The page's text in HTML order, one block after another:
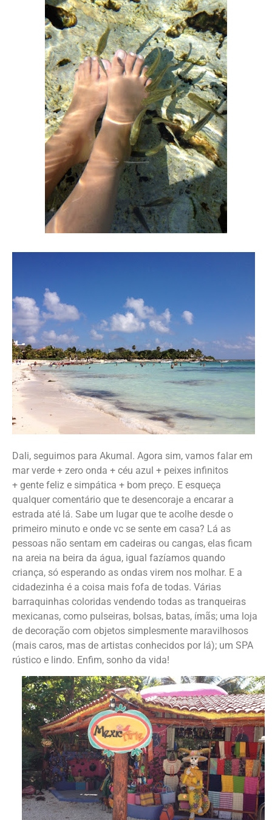
Dali, seguimos para Akumal. Agora sim, vamos falar em
mar verde + zero onda + céu azul + peixes infinitos
+ gente feliz e simpática + bom preço. E esqueça
qualquer comentário que te desencoraje a encarar a
estrada até lá. Sabe um lugar que te acolhe desde o
primeiro minuto e onde vc se sente em casa? Lá as
pessoas não sentam em cadeiras ou cangas, elas ficam
na areia na beira da água, igual fazíamos quando
criança, só esperando as ondas virem nos molhar. E a
cidadezinha é a coisa mais fofa de todas. Várias
barraquinhas coloridas vendendo todas as tranqueiras
mexicanas, como pulseiras, bolsas, batas, ímãs; uma loja
de decoração com objetos simplesmente maravilhosos
(mais caros, mas de artistas conhecidos por lá); um SPA
rústico e lindo. Enfim, sonho da vida!